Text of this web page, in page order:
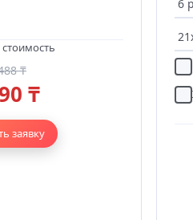
₸
₸
заявку